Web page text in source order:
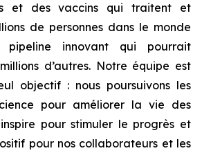
et des vaccins qui traitent et
de personnes dans le monde
innovant qui pourrait
d’autres. Notre équipe est
objectif : nous poursuivons les
pour améliorer la vie des
pour stimuler le progrès et
pour nos collaborateurs et les